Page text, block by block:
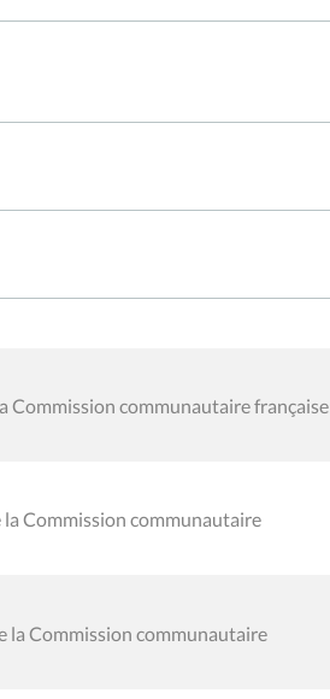
Commission communautaire française
Commission communautaire
la Commission communautaire